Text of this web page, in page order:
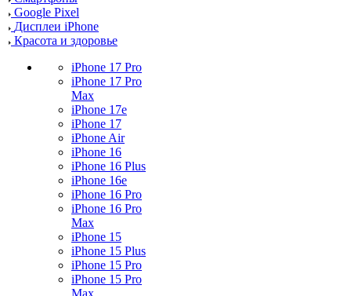
Google Pixel
Дисплеи iPhone
Красота и здоровье
iPhone 17 Pro
iPhone 17 Pro
Max
iPhone 17e
iPhone 17
iPhone Air
iPhone 16
iPhone 16 Plus
iPhone 16e
iPhone 16 Pro
iPhone 16 Pro
Max
iPhone 15
iPhone 15 Plus
iPhone 15 Pro
iPhone 15 Pro
Max